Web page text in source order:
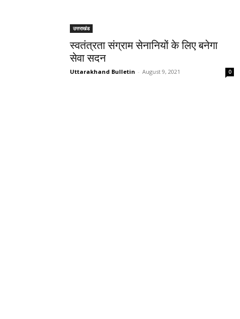
उत्तराखंड
स्वतंत्रता संग्राम सेनानियों के लिए बनेगा
सेवा सदन
Uttarakhand Bulletin - August 9, 2021 0